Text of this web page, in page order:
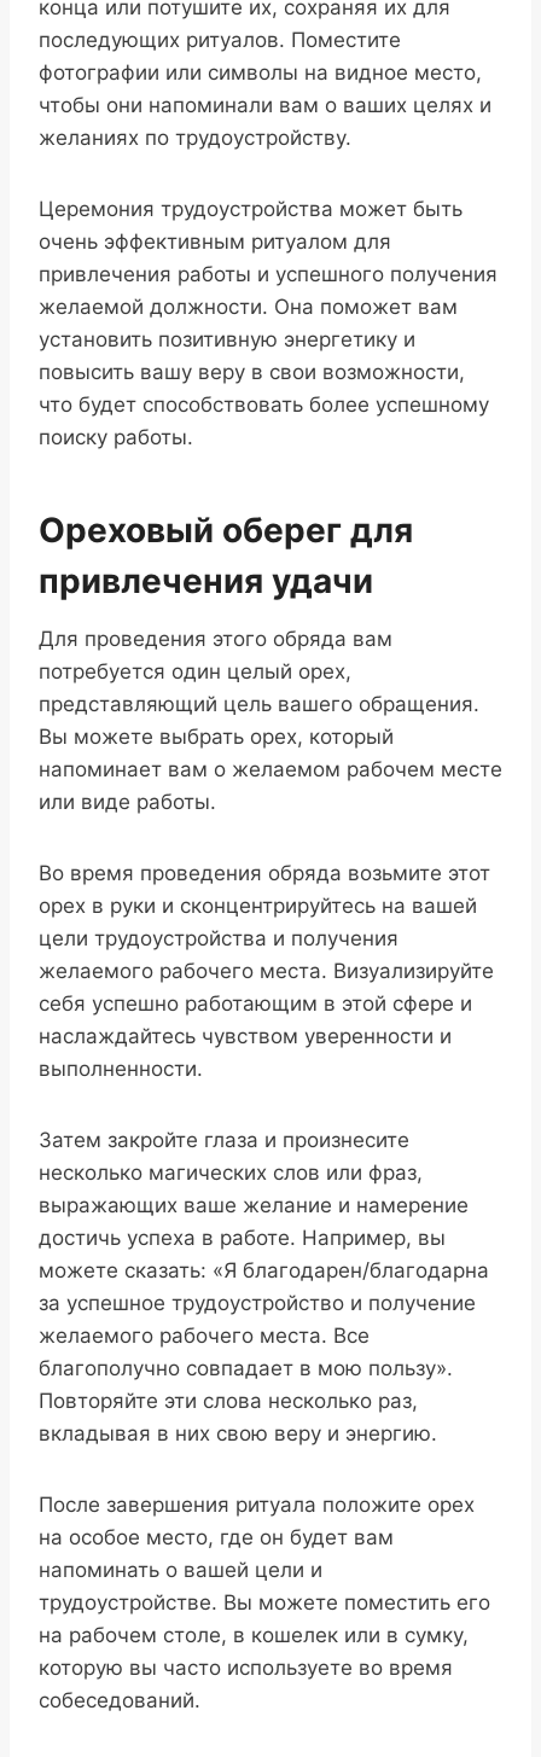
конца или потушите их, сохраняя их для
последующих ритуалов. Поместите
фотографии или символы на видное место,
чтобы они напоминали вам о ваших целях и
желаниях по трудоустройству.
Церемония трудоустройства может быть
очень эффективным ритуалом для
привлечения работы и успешного получения
желаемой должности. Она поможет вам
установить позитивную энергетику и
повысить вашу веру в свои возможности,
что будет способствовать более успешному
поиску работы.
Ореховый оберег для
привлечения удачи
Для проведения этого обряда вам
потребуется один целый орех,
представляющий цель вашего обращения.
Вы можете выбрать орех, который
напоминает вам о желаемом рабочем месте
или виде работы.
Во время проведения обряда возьмите этот
орех в руки и сконцентрируйтесь на вашей
цели трудоустройства и получения
желаемого рабочего места. Визуализируйте
себя успешно работающим в этой сфере и
наслаждайтесь чувством уверенности и
выполненности.
Затем закройте глаза и произнесите
несколько магических слов или фраз,
выражающих ваше желание и намерение
достичь успеха в работе. Например, вы
можете сказать: «Я благодарен/благодарна
за успешное трудоустройство и получение
желаемого рабочего места. Все
благополучно совпадает в мою пользу».
Повторяйте эти слова несколько раз,
вкладывая в них свою веру и энергию.
После завершения ритуала положите орех
на особое место, где он будет вам
напоминать о вашей цели и
трудоустройстве. Вы можете поместить его
на рабочем столе, в кошелек или в сумку,
которую вы часто используете во время
собеседований.